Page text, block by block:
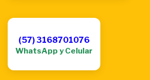
(57) 3168701076
WhatsApp y Celular